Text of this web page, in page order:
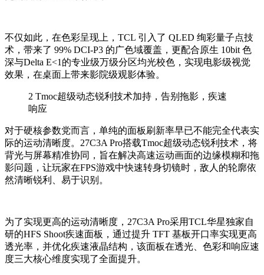
不仅如此，在色彩呈现上， TCL 引入了 QLED 绚彩量子点技
术，带来了 99% DCI-P3 的广色域覆盖，更配合原生 10bit 色
深与Delta E<1 的专业级万级分区均光校色，实现电影级视觉
效果，在桌面上带来影院级观影体验。
2 Tmoc超级动态锐利技术加持，告别拖影，疾速
响应
对于硬核参数党而言，单纯的面板刷新率早已不能完全代表实
际的运动清晰度。 27C3A Pro搭载Tmoc超级动态锐利技术，将
背光与屏幕精准协同，旨在解决高速运动画面的边缘模糊和拖
影问题，让玩家在FPS游戏中快速转身切镜时，敌人的轮廓依
然清晰锐利、易于识别。
为了实现更高的运动清晰度， 27C3A Pro采用TCL华星独家自
研的HFS Shoot疾速面板，通过提升 TFT 基板开口率实现更高
透光率，并优化疾速液晶结构，该面板在透光、色彩和响应速
度三大核心维度实现了全面提升。